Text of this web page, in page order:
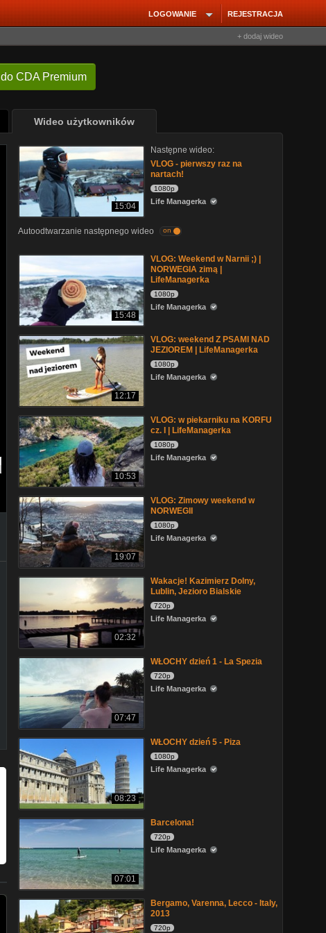
REJESTRACJA
LOGOWANIE
+ dodaj wideo
do CDA Premium
Wideo użytkowników
15:04
Następne wideo:
VLOG - pierwszy raz na
nartach!
1080p
Life Managerka
Autoodtwarzanie następnego wideo on
15:48
VLOG: Weekend w Narnii ;) |
NORWEGIA zimą |
LifeManagerka
1080p
Life Managerka
12:17
VLOG: weekend Z PSAMI NAD
JEZIOREM | LifeManagerka
1080p
Life Managerka
10:53
VLOG: w piekarniku na KORFU
cz. I | LifeManagerka
1080p
Life Managerka
19:07
VLOG: Zimowy weekend w
NORWEGII
1080p
Life Managerka
02:32
Wakacje! Kazimierz Dolny,
Lublin, Jezioro Bialskie
720p
Life Managerka
07:47
WŁOCHY dzień 1 - La Spezia
720p
Life Managerka
08:23
WŁOCHY dzień 5 - Piza
1080p
Life Managerka
07:01
Barcelona!
720p
Life Managerka
Bergamo, Varenna, Lecco - Italy,
2013
720p